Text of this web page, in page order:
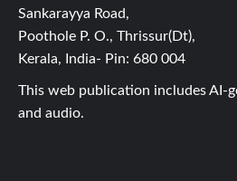
Sankarayya Road,
Poothole P. O., Thrissur(Dt),
Kerala, India- Pin: 680 004
This web publication includes AI-
and audio.